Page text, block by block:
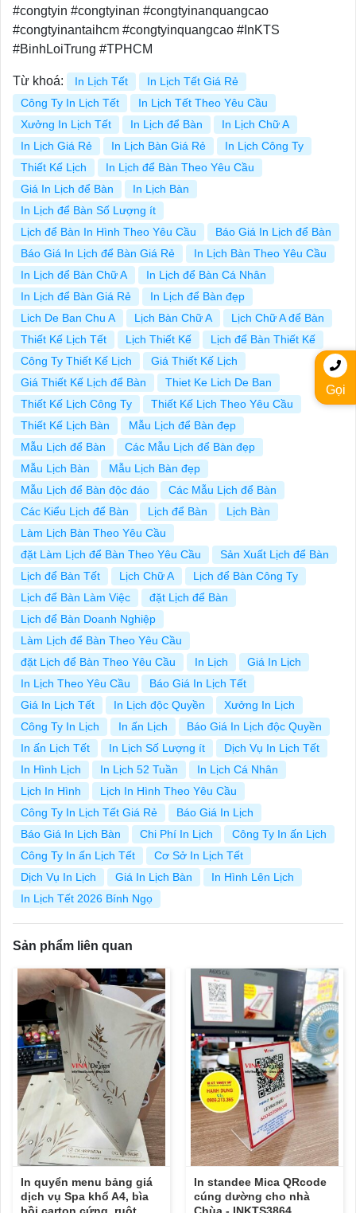
#congtyin #congtyinan #congtyinanquangcao
#congtyinantaihcm #congtyinquangcao #InKTS
#BinhLoiTrung #TPHCM
Từ khoá: In Lịch Tết
In Lịch Tết Giá Rẻ
Công Ty In Lịch Tết
In Lịch Tết Theo Yêu Cầu
Xưởng In Lịch Tết
In Lịch để Bàn
In Lịch Chữ A
In Lịch Giá Rẻ
In Lịch Bàn Giá Rẻ
In Lịch Công Ty
Thiết Kế Lịch
In Lịch để Bàn Theo Yêu Cầu
Giá In Lịch để Bàn
In Lịch Bàn
In Lịch để Bàn Số Lượng ít
Lịch để Bàn In Hình Theo Yêu Cầu
Báo Giá In Lịch để Bàn
Báo Giá In Lịch để Bàn Giá Rẻ
In Lịch Bàn Theo Yêu Cầu
In Lịch để Bàn Chữ A
In Lịch để Bàn Cá Nhân
In Lịch để Bàn Giá Rẻ
In Lịch để Bàn đẹp
Lich De Ban Chu A
Lịch Bàn Chữ A
Lịch Chữ A để Bàn
Thiết Kế Lịch Tết
Lịch Thiết Kế
Lịch để Bàn Thiết Kế
Công Ty Thiết Kế Lịch
Giá Thiết Kế Lịch
Giá Thiết Kế Lịch để Bàn
Thiet Ke Lich De Ban
Thiết Kế Lịch Công Ty
Thiết Kế Lịch Theo Yêu Cầu
Thiết Kế Lịch Bàn
Mẫu Lịch để Bàn đẹp
Mẫu Lịch để Bàn
Các Mẫu Lịch để Bàn đẹp
Mẫu Lịch Bàn
Mẫu Lịch Bàn đẹp
Mẫu Lịch để Bàn độc đáo
Các Mẫu Lịch để Bàn
Các Kiểu Lịch để Bàn
Lịch để Bàn
Lịch Bàn
Làm Lịch Bàn Theo Yêu Cầu
đặt Làm Lịch để Bàn Theo Yêu Cầu
Sản Xuất Lịch để Bàn
Lịch để Bàn Tết
Lịch Chữ A
Lịch để Bàn Công Ty
Lịch để Bàn Làm Việc
đặt Lịch để Bàn
Lịch để Bàn Doanh Nghiệp
Làm Lịch để Bàn Theo Yêu Cầu
đặt Lịch để Bàn Theo Yêu Cầu
In Lịch
Giá In Lịch
In Lịch Theo Yêu Cầu
Báo Giá In Lịch Tết
Giá In Lịch Tết
In Lịch độc Quyền
Xưởng In Lịch
Công Ty In Lịch
In ấn Lịch
Báo Giá In Lịch độc Quyền
In ấn Lịch Tết
In Lịch Số Lượng ít
Dịch Vụ In Lịch Tết
In Hình Lịch
In Lịch 52 Tuần
In Lịch Cá Nhân
Lịch In Hình
Lịch In Hình Theo Yêu Cầu
Công Ty In Lịch Tết Giá Rẻ
Báo Giá In Lịch
Báo Giá In Lịch Bàn
Chi Phí In Lịch
Công Ty In ấn Lịch
Công Ty In ấn Lịch Tết
Cơ Sở In Lịch Tết
Dịch Vụ In Lịch
Giá In Lịch Bàn
In Hình Lên Lịch
In Lịch Tết 2026 Bính Ngọ
Sản phẩm liên quan
In quyển menu bảng giá
dịch vụ Spa khổ A4, bìa
In standee Mica QRcode
cúng dường cho nhà
Gọi